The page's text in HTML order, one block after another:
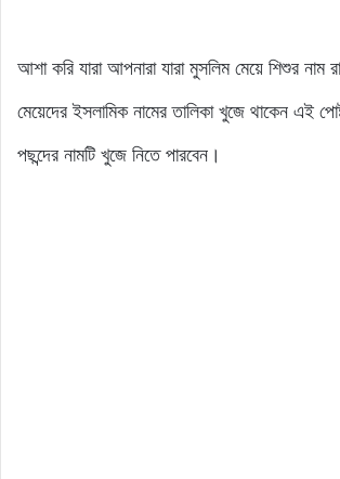
আশা করি যারা আপনারা যারা মুসলিম মেয়ে শিশুর নাম
মেয়েদের ইসলামিক নামের তালিকা খুজে থাকেন এই
পছন্দের নামটি খুজে নিতে পারবেন।